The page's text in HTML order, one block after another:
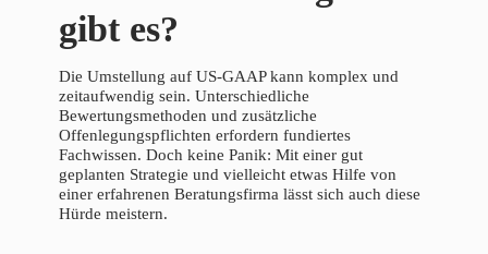
gibt es?
Die Umstellung auf US-GAAP kann komplex und
zeitaufwendig sein. Unterschiedliche
Bewertungsmethoden und zusätzliche
Offenlegungspflichten erfordern fundiertes
Fachwissen. Doch keine Panik: Mit einer gut
geplanten Strategie und vielleicht etwas Hilfe von
einer erfahrenen Beratungsfirma lässt sich auch diese
Hürde meistern.